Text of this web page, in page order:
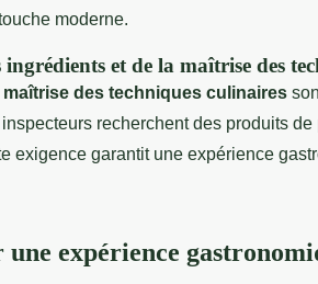
moderne.
et de la maîtrise des
maîtrise des techniques culinaires
recherchent des produits
exigence garantit une expérience
une expérience